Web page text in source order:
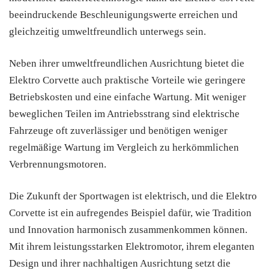
beeindruckende Beschleunigungswerte erreichen und
gleichzeitig umweltfreundlich unterwegs sein.
Neben ihrer umweltfreundlichen Ausrichtung bietet die
Elektro Corvette auch praktische Vorteile wie geringere
Betriebskosten und eine einfache Wartung. Mit weniger
beweglichen Teilen im Antriebsstrang sind elektrische
Fahrzeuge oft zuverlässiger und benötigen weniger
regelmäßige Wartung im Vergleich zu herkömmlichen
Verbrennungsmotoren.
Die Zukunft der Sportwagen ist elektrisch, und die Elektro
Corvette ist ein aufregendes Beispiel dafür, wie Tradition
und Innovation harmonisch zusammenkommen können.
Mit ihrem leistungsstarken Elektromotor, ihrem eleganten
Design und ihrer nachhaltigen Ausrichtung setzt die